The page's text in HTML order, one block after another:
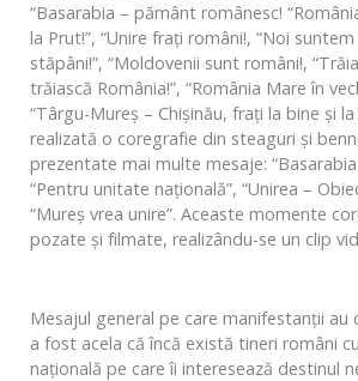
“Basarabia – pământ românesc!
la Prut!”, “Unire fraţi români!, “Noi
stăpâni!”, “Moldovenii sunt români!,
trăiască România!”, “România Mare în
“Târgu-Mureş – Chişinău, fraţi la bine şi
realizată o coregrafie din steaguri şi
prezentate mai multe mesaje: “Basarabia
“Pentru unitate naţională”, “Unirea –
“Mureş vrea unire”. Aceaste momente
pozate şi filmate, realizându-se un clip
Mesajul general pe care manifestanţii
a fost acela că încă există tineri români
naţională pe care îi interesează destinul